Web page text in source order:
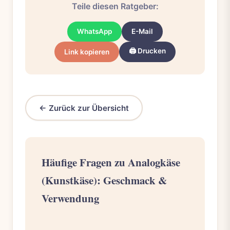
Teile diesen Ratgeber:
WhatsApp E-Mail
Link kopieren 🖨️ Drucken
← Zurück zur Übersicht
Häufige Fragen zu Analogkäse
(Kunstkäse): Geschmack &
Verwendung